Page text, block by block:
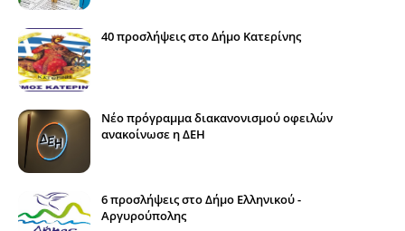
40 προσλήψεις στο Δήμο Κατερίνης
Νέο πρόγραμμα διακανονισμού οφειλών
ανακοίνωσε η ΔΕΗ
6 προσλήψεις στο Δήμο Ελληνικού -
Αργυρούπολης